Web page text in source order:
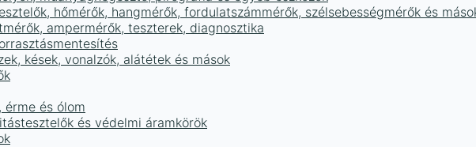
hőmérők, hangmérők, fordulatszámmérők, szélsebességmérők és
ampermérők, teszterek, diagnosztika
kések, vonalzók, alátétek és mások
érme és ólom
és védelmi áramkörök